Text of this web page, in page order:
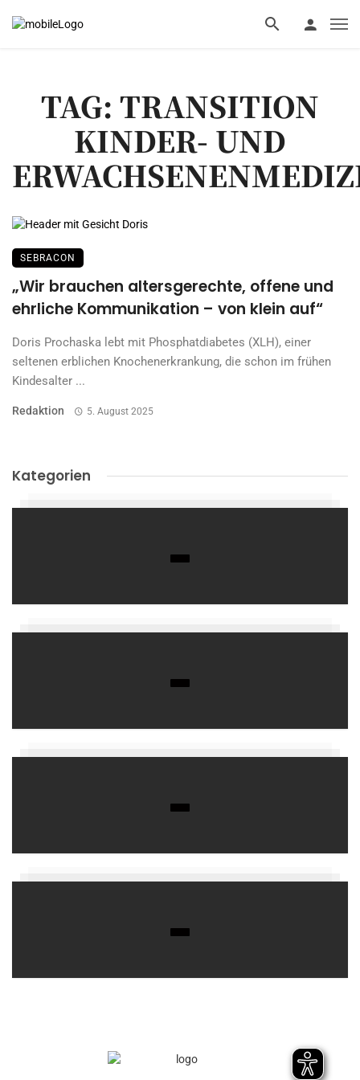
TAG: TRANSITION
KINDER- UND
SEBRACON
„Wir brauchen altersgerechte, offene und
ehrliche Kommunikation – von klein auf“
Doris Prochaska lebt mit Phosphatdiabetes (XLH), einer
seltenen erblichen Knochenerkrankung, die schon im frühen
Kindesalter ...
Redaktion 5. August 2025
Kategorien